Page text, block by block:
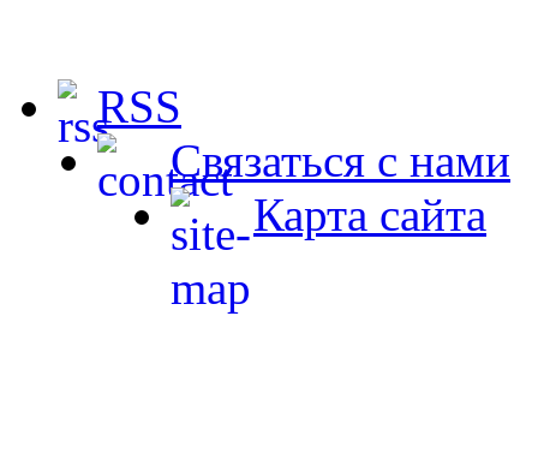
RSS
Связаться с нами
Карта сайта